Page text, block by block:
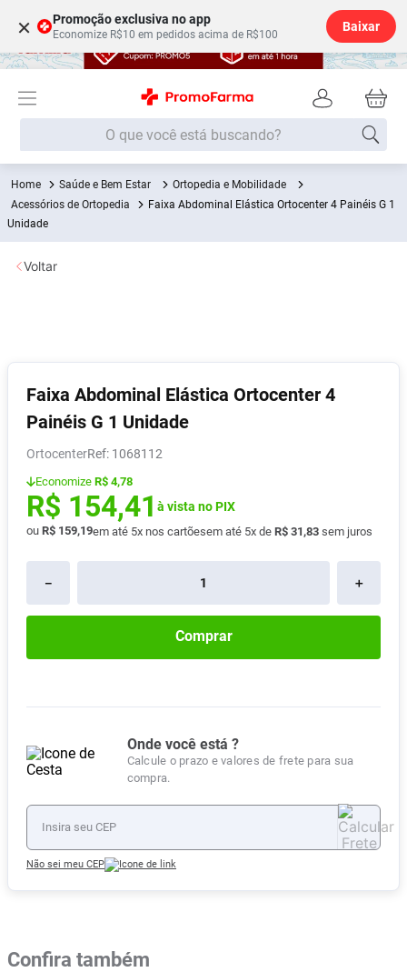
× Promoção exclusiva no app
Economize R$10 em pedidos acima de R$100
Baixar
O que você está buscando?
Saúde e Bem Estar
Ortopedia e Mobilidade
Acessórios de Ortopedia
Faixa Abdominal Elástica Ortocenter 4 Painéis G 1
Unidade
Faixa Abdominal Elástica Ortocenter 4
Painéis G 1 Unidade
Ortocenter : 1068112
Economize R$ 4,78
R$ 154,41 à vista no PIX
ou R$ 159,19em até 5x nos cartõesem até 5x de R$ 31 ,83 sem juros
＋
－
Comprar
Onde você está ?
Calcule o prazo e valores de frete para sua
compra.
Não sei meu CEP
Voltar
Confira também
Termos mais buscados
7º Shampoo
8º Pampers Confort Sec
9º Vitamina D
10º Soro Fisiológico